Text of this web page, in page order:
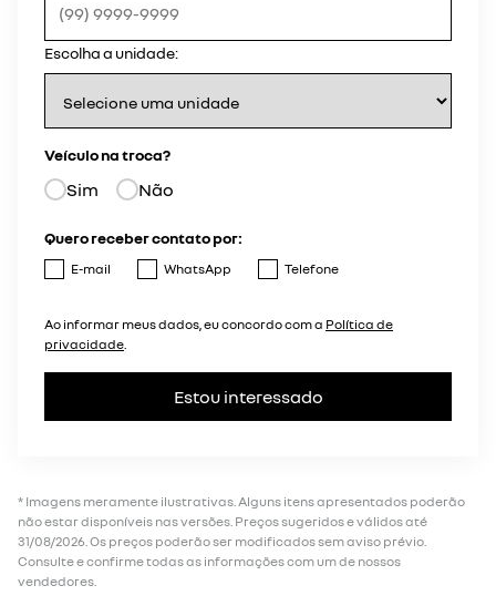
* Imagens meramente ilustrativas. Alguns itens apresentados poderão
não estar disponíveis nas versões. Preços sugeridos e válidos até
31/08/2026. Os preços poderão ser modificados sem aviso prévio.
Consulte e confirme todas as informações com um de nossos
vendedores.
Escolha a unidade:
Veículo na troca?
Sim Não
Quero receber contato por:
E-mail WhatsApp Telefone
Ao informar meus dados, eu concordo com a Política de
privacidade.
Estou interessado